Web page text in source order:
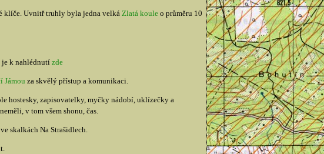
klíče. Uvnitř truhly byla jedna velká Zlatá kouleo průměru 10
je k nahlédnutízde
Jámou za skvělý přístup a komunikaci.
hostesky, zapisovatelky, myčky nádobí, uklízečky a
v tom všem shonu, čas.
skalkách Na Strašidlech.